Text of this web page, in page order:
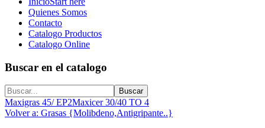
Quienes Somos
Contacto
Catalogo Productos
Catalogo Online
Buscar en el catalogo
Maxigras 45/ EP2Maxicer 30/40 TO 4
Volver a: Grasas {Molibdeno,Antigripante..}